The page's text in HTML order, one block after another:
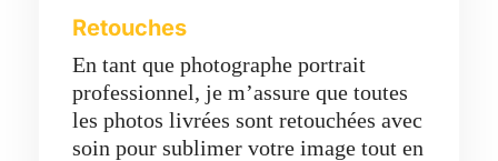
Retouches
En tant que photographe portrait
professionnel, je m’assure que toutes
les photos livrées sont retouchées avec
soin pour sublimer votre image tout en